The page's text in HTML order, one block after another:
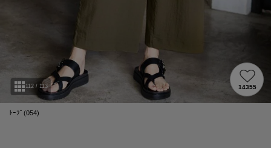
ﾄｰﾌﾟ(054)
112 / 113 14355